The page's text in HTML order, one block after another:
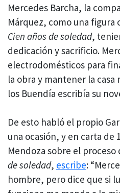
Mercedes Barcha, la
Márquez, como una figura
Cien años de soledad,
dedicación y sacrificio.
electrodomésticos para
la obra y mantener la
los Buendía escribía su
De esto habló el propio
una ocasión, y en carta de
Mendoza sobre el proceso
de soledad, escribe:
hombre, pero dice que si